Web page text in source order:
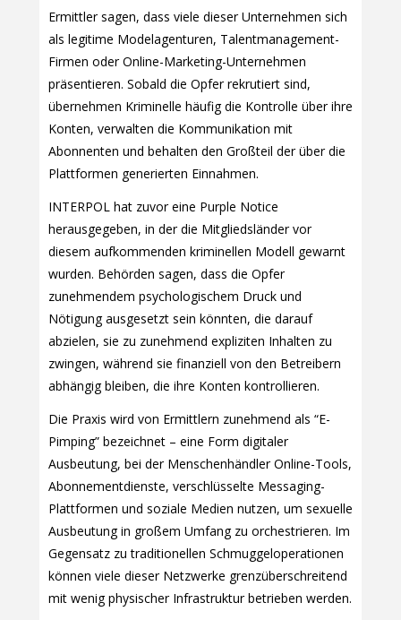
Ermittler sagen, dass viele dieser Unternehmen sich
als legitime Modelagenturen, Talentmanagement-
Firmen oder Online-Marketing-Unternehmen
präsentieren. Sobald die Opfer rekrutiert sind,
übernehmen Kriminelle häufig die Kontrolle über ihre
Konten, verwalten die Kommunikation mit
Abonnenten und behalten den Großteil der über die
Plattformen generierten Einnahmen.
INTERPOL hat zuvor eine Purple Notice
herausgegeben, in der die Mitgliedsländer vor
diesem aufkommenden kriminellen Modell gewarnt
wurden. Behörden sagen, dass die Opfer
zunehmendem psychologischem Druck und
Nötigung ausgesetzt sein könnten, die darauf
abzielen, sie zu zunehmend expliziten Inhalten zu
zwingen, während sie finanziell von den Betreibern
abhängig bleiben, die ihre Konten kontrollieren.
Die Praxis wird von Ermittlern zunehmend als “E-
Pimping” bezeichnet – eine Form digitaler
Ausbeutung, bei der Menschenhändler Online-Tools,
Abonnementdienste, verschlüsselte Messaging-
Plattformen und soziale Medien nutzen, um sexuelle
Ausbeutung in großem Umfang zu orchestrieren. Im
Gegensatz zu traditionellen Schmuggeloperationen
können viele dieser Netzwerke grenzüberschreitend
mit wenig physischer Infrastruktur betrieben werden.